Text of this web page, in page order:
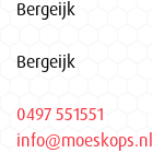
Bergeijk
Bergeijk
0497 551551
info@moeskops.nl